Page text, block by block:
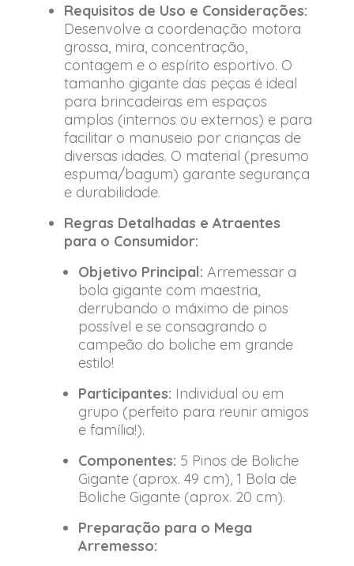
Requisitos de Uso e Considerações:
Desenvolve a coordenação motora
grossa, mira, concentração,
contagem e o espírito esportivo. O
tamanho gigante das peças é ideal
para brincadeiras em espaços
amplos (internos ou externos) e para
facilitar o manuseio por crianças de
diversas idades. O material (presumo
espuma/bagum) garante segurança
e durabilidade.
Regras Detalhadas e Atraentes
para o Consumidor:
Objetivo Principal: Arremessar a
bola gigante com maestria,
derrubando o máximo de pinos
possível e se consagrando o
campeão do boliche em grande
estilo!
Participantes: Individual ou em
grupo (perfeito para reunir amigos
e família!).
Componentes: 5 Pinos de Boliche
Gigante (aprox. 49 cm), 1 Bola de
Boliche Gigante (aprox. 20 cm).
Preparação para o Mega
Arremesso: